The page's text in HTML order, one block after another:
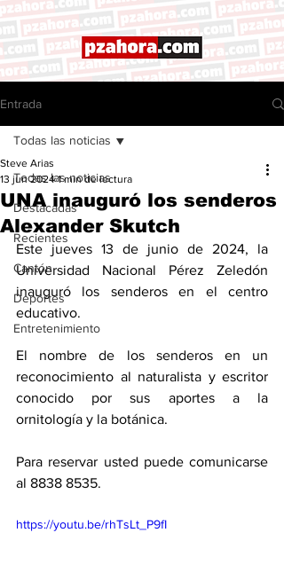
Entrada
Todas las noticias
Destacadas
Recientes
Cantón
Deportes
Entretenimiento
Todas las noticias
UNA inauguró los senderos
Alexander Skutch
Steve Arias
13 jun 2024 1 min de lectura
Este jueves 13 de junio de 2024, la
Universidad Nacional Pérez Zeledón
inauguró los senderos en el centro
educativo.
El nombre de los senderos en un
reconocimiento al naturalista y escritor
conocido por sus aportes a la
ornitología y la botánica.
Para reservar usted puede comunicarse
al 8838 8535.
https://youtu.be/rhTsLt_P9fI